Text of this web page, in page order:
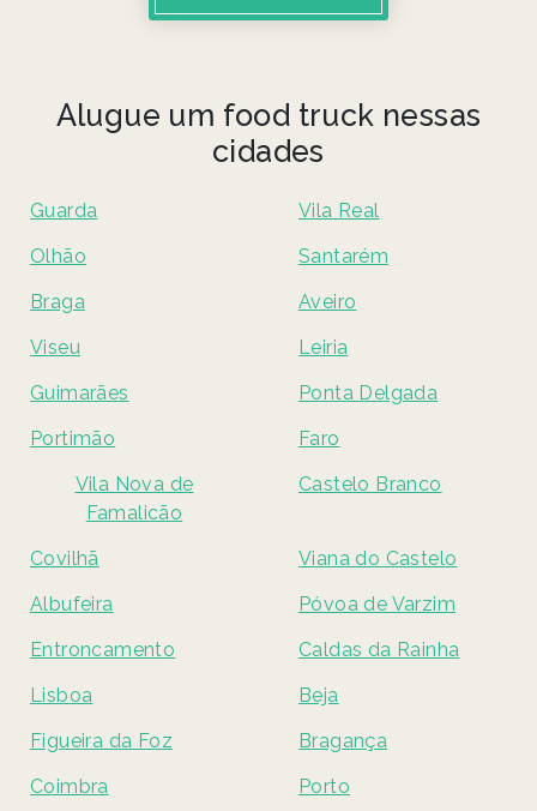
Alugue um food truck nessas
cidades
Guarda
Vila Real
Olhão
Santarém
Braga
Aveiro
Viseu
Leiria
Guimarães
Ponta Delgada
Portimão
Faro
Vila Nova de
Famalicão
Castelo Branco
Covilhã
Viana do Castelo
Albufeira
Póvoa de Varzim
Entroncamento
Caldas da Rainha
Lisboa
Beja
Figueira da Foz
Bragança
Coimbra
Porto